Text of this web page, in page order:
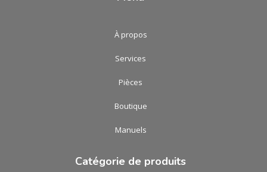
À propos
Services
Pièces
Boutique
Manuels
Catégorie de produits